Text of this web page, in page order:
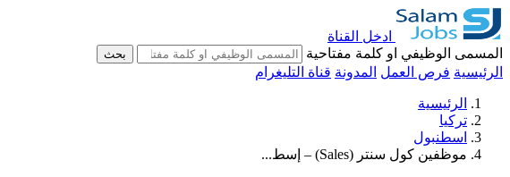
ادخل القناة
المسمى الوظيفي او كلمة مفتاحية
بحث
الرئيسية فرص العمل المدونة قناة التليغرام
الرئيسية
تركيا
اسطنبول
موظفين كول سنتر (Sales) – إسط...